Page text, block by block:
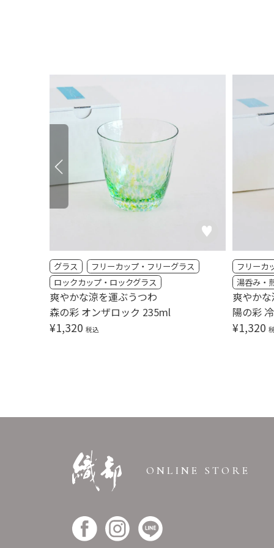
森の彩 オンザロック 235ml
グラス
フリーカップ・フリーグラス
ロックカップ・ロックグラス
¥1,320 税込
爽やかな涼を運ぶうつわ
陽の彩
フリーカ
湯呑み・
¥1,320
爽やか
ONLINE STORE